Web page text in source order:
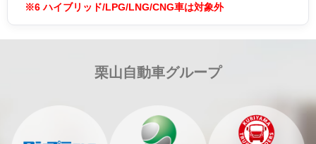
※6ハイブリッド/LPG/LNG/CNG車は対象外
栗山自動車グループ